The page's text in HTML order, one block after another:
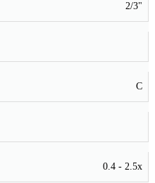
2/3"
C
0.4 - 2.5x